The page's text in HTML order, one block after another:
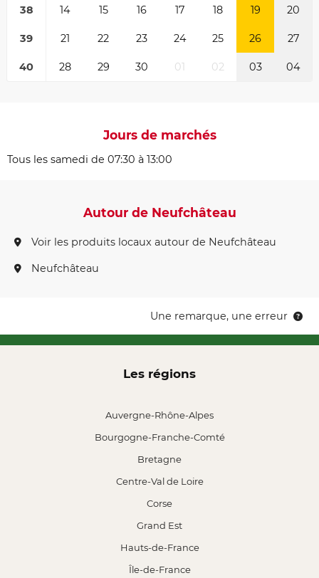
38 14 15 16 17 18 19 20
39 21 22 23 24 25 26 27
40 28 29 30 01 02 03 04
Jours de marchés
Tous les samedi de 07:30 à 13:00
Autour de Neufchâteau
Voir les produits locaux autour de Neufchâteau
Neufchâteau
Une remarque, une erreur
Les régions
Auvergne-Rhône-Alpes
Bourgogne-Franche-Comté
Bretagne
Centre-Val de Loire
Corse
Grand Est
Hauts-de-France
Île-de-France